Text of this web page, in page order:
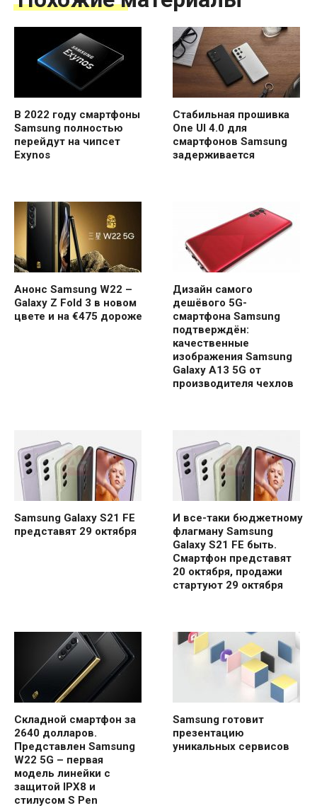
В 2022 году смартфоны
Samsung полностью
перейдут на чипсет
Exynos
Стабильная прошивка
One UI 4.0 для
смартфонов Samsung
задерживается
Анонс Samsung W22 –
Galaxy Z Fold 3 в новом
цвете и на €475 дороже
Дизайн самого
дешёвого 5G-
смартфона Samsung
подтверждён:
качественные
изображения Samsung
Galaxy A13 5G от
производителя чехлов
Samsung Galaxy S21 FE
представят 29 октября
И все-таки бюджетному
флагману Samsung
Galaxy S21 FE быть.
Смартфон представят
20 октября, продажи
стартуют 29 октября
Складной смартфон за
2640 долларов.
Представлен Samsung
W22 5G – первая
модель линейки с
защитой IPX8 и
стилусом S Pen
Samsung готовит
презентацию
уникальных сервисов